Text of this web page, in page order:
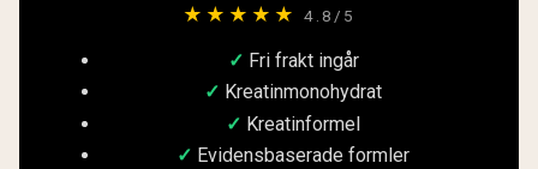
★★★★★ 4.8/5
Fri frakt ingår
Kreatinmonohydrat
Kreatinformel
Evidensbaserade formler